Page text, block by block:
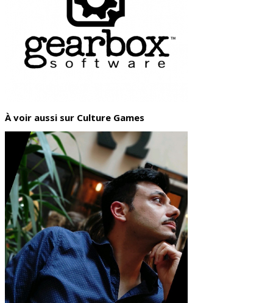
À voir aussi sur Culture Games